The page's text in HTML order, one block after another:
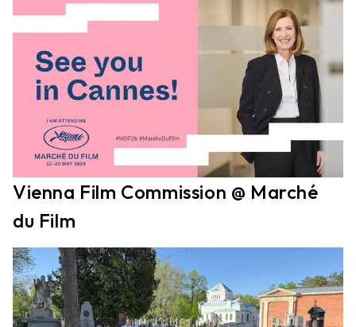
Vienna Film Commission @ Marché
du Film